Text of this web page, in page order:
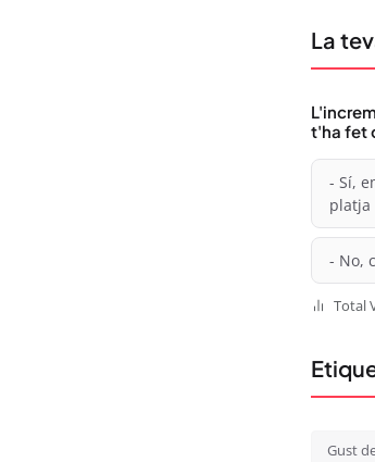
La
t'ha fet
- Sí,
platja
- No,
Total
Gust